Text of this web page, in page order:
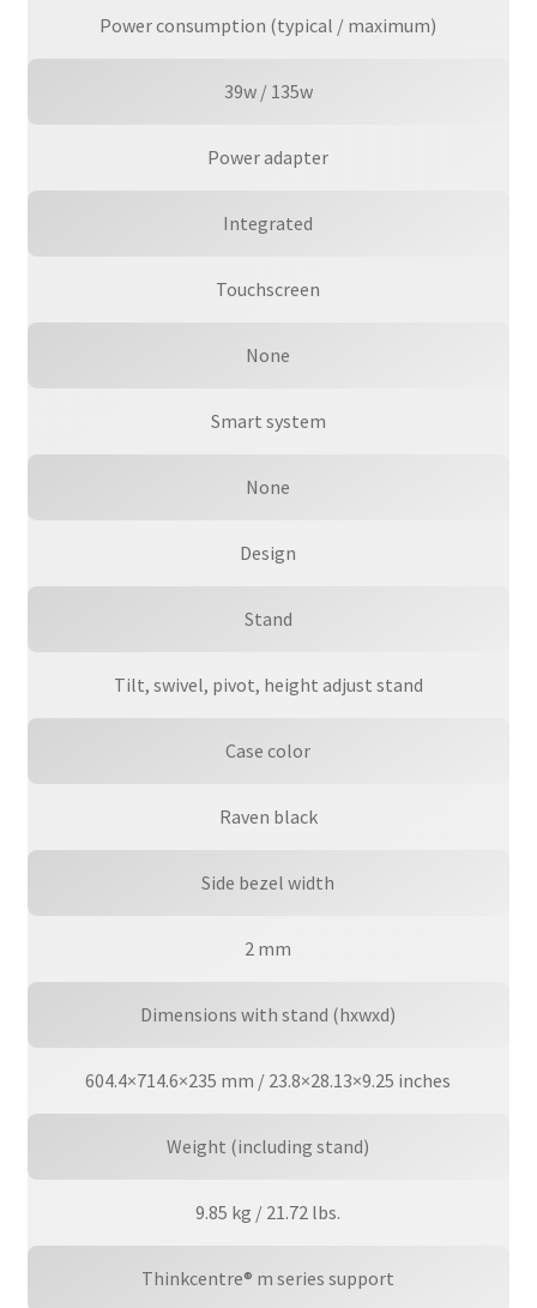
Power consumption (typical / maximum)
39w / 135w
Power adapter
Integrated
Touchscreen
None
Smart system
None
Design
Stand
Tilt, swivel, pivot, height adjust stand
Case color
Raven black
Side bezel width
2 mm
Dimensions with stand (hxwxd)
604.4×714.6×235 mm / 23.8×28.13×9.25 inches
Weight (including stand)
9.85 kg / 21.72 lbs.
Thinkcentre® m series support